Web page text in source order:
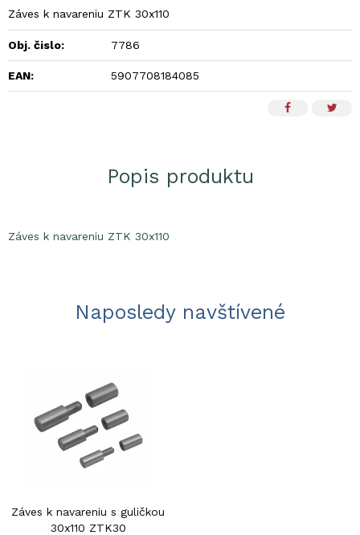
Záves k navareniu ZTK 30x110
Obj. čislo: 7786
EAN: 5907708184085
Popis produktu
Záves k navareniu ZTK 30x110
Naposledy navštívené
Záves k navareniu s guličkou
30x110 ZTK30